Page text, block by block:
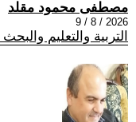
مصطفى محمود مقلد
2026 / 8 / 9
التربية والتعليم